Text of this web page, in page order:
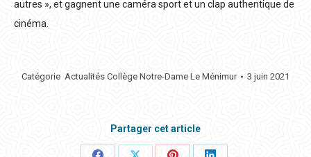
autres », et gagnent une caméra sport et un clap authentique de
cinéma.
Catégorie Actualités Collège Notre-Dame Le Ménimur 3 juin 2021
Partager cet article